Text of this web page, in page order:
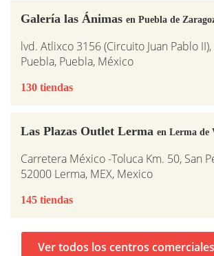
Galería las Ánimas en Puebla de
lvd. Atlixco 3156 (Circuito Juan Pablo
Puebla, Puebla, México
130 tiendas
Las Plazas Outlet Lerma en Lerma de
Carretera México -Toluca Km. 50, San
52000 Lerma, MEX, Mexico
145 tiendas
Ver todos los centros